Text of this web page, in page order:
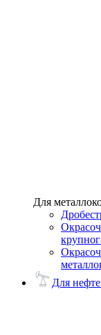
Для
Для